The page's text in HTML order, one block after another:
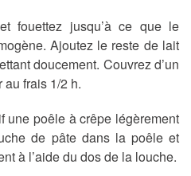
fouettez jusqu’à ce que le
Ajoutez le reste de lait
doucement. Couvrez d’un
frais 1/2 h.
une poêle à crêpe légèrement
de pâte dans la poêle et
à l’aide du dos de la louche.